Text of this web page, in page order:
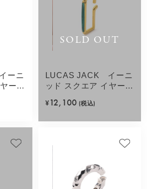
ーニ
ーカ
SOLD OUT
LUCAS JACK イーニ
ッド スクエア イヤーカ
¥ 12,100 (税込)